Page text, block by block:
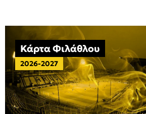
Κάρτα Φιλάθλου
2026-2027